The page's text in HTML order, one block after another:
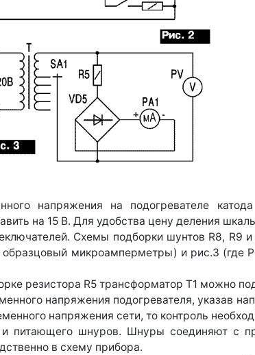
напряжения на подогревателе
на 15 В. Для удобства цену деления
Схемы подборки шунтов R8, R9 и
микроамперметры) и рис.3 (где
резистора R5 трансформатор Т1 можно
напряжения подогревателя, указав
напряжения сети, то контроль
и питающего шнуров. Шнуры соединяют
в схему прибора.